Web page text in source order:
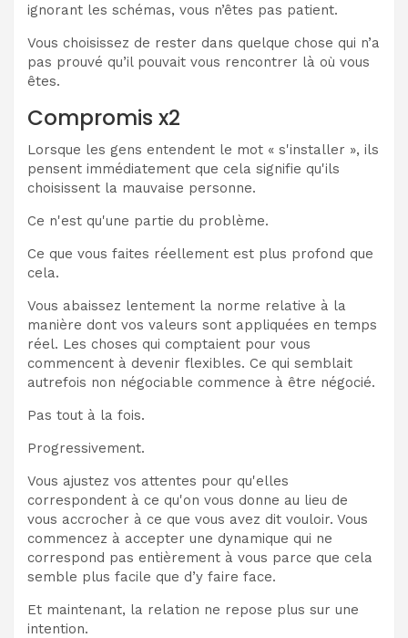
ignorant les schémas, vous n’êtes pas patient.
Vous choisissez de rester dans quelque chose qui n’a
pas prouvé qu’il pouvait vous rencontrer là où vous
êtes.
Compromis x2
Lorsque les gens entendent le mot « s'installer », ils
pensent immédiatement que cela signifie qu'ils
choisissent la mauvaise personne.
Ce n'est qu'une partie du problème.
Ce que vous faites réellement est plus profond que
cela.
Vous abaissez lentement la norme relative à la
manière dont vos valeurs sont appliquées en temps
réel. Les choses qui comptaient pour vous
commencent à devenir flexibles. Ce qui semblait
autrefois non négociable commence à être négocié.
Pas tout à la fois.
Progressivement.
Vous ajustez vos attentes pour qu'elles
correspondent à ce qu'on vous donne au lieu de
vous accrocher à ce que vous avez dit vouloir. Vous
commencez à accepter une dynamique qui ne
correspond pas entièrement à vous parce que cela
semble plus facile que d’y faire face.
Et maintenant, la relation ne repose plus sur une
intention.